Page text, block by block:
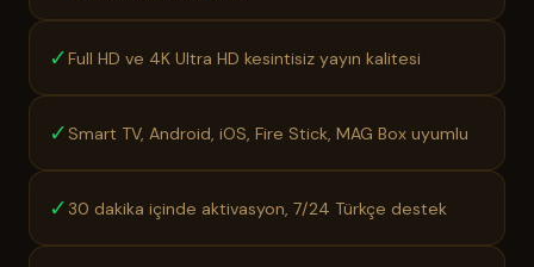
✓Full HD ve 4K Ultra HD kesintisiz yayın kalitesi
✓ Smart TV, Android, iOS, Fire Stick, MAG Box uyumlu
✓ 30 dakika içinde aktivasyon, 7/24 Türkçe destek